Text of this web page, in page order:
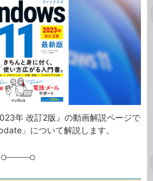
年 改訂2版』の動画解説ページで
」について解説します。